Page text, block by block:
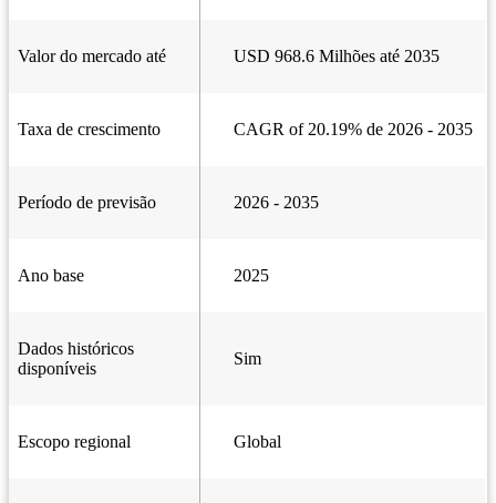
Valor do mercado até USD 968.6 Milhões até 2035
Taxa de crescimento CAGR of 20.19% de 2026 - 2035
Período de previsão 2026 - 2035
Ano base 2025
Dados históricos
disponíveis
Sim
Escopo regional Global